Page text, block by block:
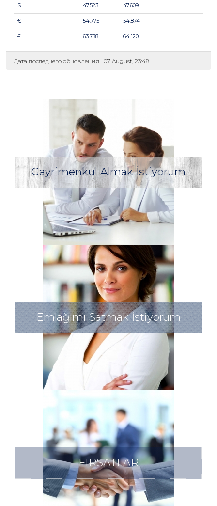
$ 47.523 47.609
€ 54.775 54.874
£ 63.788 64.120
Дата последнего обновления 07 August, 23:48
Gayrimenkul Almak İstiyorum
Emlağımı Satmak İstiyorum
FIRSATLAR